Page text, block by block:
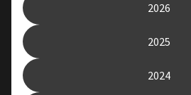
2026
2025
2024